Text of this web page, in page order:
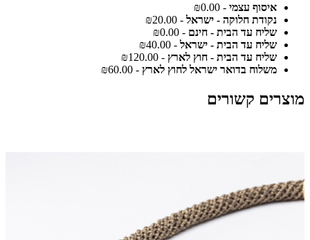
איסוף עצמי - ₪0.00
נקודת חלוקה - ישראל - ₪20.00
שליח עד הבית - חינם - ₪0.00
שליח עד הבית - ישראל - ₪40.00
שליח עד הבית - חוץ לארץ - ₪120.00
משלוח בדואר ישראל לחוץ לארץ - ₪60.00
מוצרים קשורים